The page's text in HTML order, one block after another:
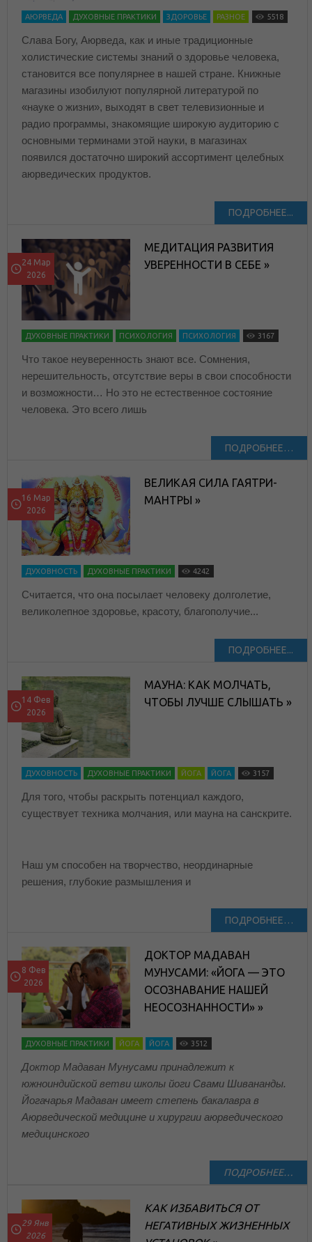
АЮРВЕДА ДУХОВНЫЕ ПРАКТИКИ ЗДОРОВЬЕ РАЗНОЕ 5518
Слава Богу, Аюрведа, как и иные традиционные
холистические системы знаний о здоровье человека,
становится все популярнее в нашей стране. Книжные
магазины изобилуют популярной литературой по
«науке о жизни», выходят в свет телевизионные и
радио программы, знакомящие широкую аудиторию с
основными терминами этой науки, в магазинах
появился достаточно широкий ассортимент целебных
аюрведических продуктов.
ПОДРОБНЕЕ...
24 Мар
2026
МЕДИТАЦИЯ РАЗВИТИЯ
УВЕРЕННОСТИ В СЕБЕ »
ДУХОВНЫЕ ПРАКТИКИ ПСИХОЛОГИЯ ПСИХОЛОГИЯ 3167
Что такое неуверенность знают все. Сомнения,
нерешительность, отсутствие веры в свои способности
и возможности… Но это не естественное состояние
человека. Это всего лишь
ПОДРОБНЕЕ…
16 Мар
2026
ВЕЛИКАЯ СИЛА ГАЯТРИ-
МАНТРЫ »
ДУХОВНОСТЬ ДУХОВНЫЕ ПРАКТИКИ 4242
Считается, что она посылает человеку долголетие,
великолепное здоровье, красоту, благополучие...
ПОДРОБНЕЕ...
14 Фев
2026
МАУНА: КАК МОЛЧАТЬ,
ЧТОБЫ ЛУЧШЕ СЛЫШАТЬ »
ДУХОВНОСТЬ ДУХОВНЫЕ ПРАКТИКИ ЙОГА ЙОГА 3157
Для того, чтобы раскрыть потенциал каждого,
существует техника молчания, или мауна на санскрите.
Наш ум способен на творчество, неординарные
решения, глубокие размышления и
ПОДРОБНЕЕ…
8 Фев
2026
ДОКТОР МАДАВАН
МУНУСАМИ: «ЙОГА — ЭТО
ОСОЗНАВАНИЕ НАШЕЙ
НЕОСОЗНАННОСТИ» »
ДУХОВНЫЕ ПРАКТИКИ ЙОГА ЙОГА 3512
Доктор Мадаван Мунусами принадлежит к
южноиндийской ветви школы йоги Свами Шивананды.
Йогачарья Мадаван имеет степень бакалавра в
Аюрведической медицине и хирургии аюрведического
медицинского
ПОДРОБНЕЕ…
29 Янв
2026
КАК ИЗБАВИТЬСЯ ОТ
НЕГАТИВНЫХ ЖИЗНЕННЫХ